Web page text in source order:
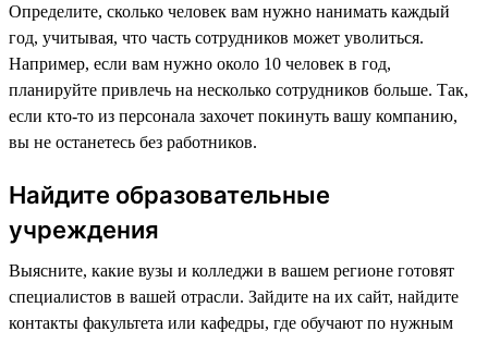
Определите, сколько человек вам нужно нанимать каждый
год, учитывая, что часть сотрудников может уволиться.
Например, если вам нужно около 10 человек в год,
планируйте привлечь на несколько сотрудников больше. Так,
если кто-то из персонала захочет покинуть вашу компанию,
вы не останетесь без работников.
Найдите образовательные
учреждения
Выясните, какие вузы и колледжи в вашем регионе готовят
специалистов в вашей отрасли. Зайдите на их сайт, найдите
контакты факультета или кафедры, где обучают по нужным